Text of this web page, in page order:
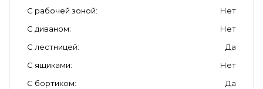
С рабочей зоной
Нет
С диваном
Нет
С лестницей
Да
С ящиками
Нет
С бортиком
Да